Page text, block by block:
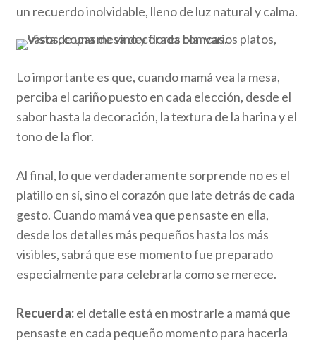
un recuerdo inolvidable, lleno de luz natural y calma.
Lo importante es que, cuando mamá vea la mesa,
perciba el cariño puesto en cada elección, desde el
sabor hasta la decoración, la textura de la harina y el
tono de la flor.
Al final, lo que verdaderamente sorprende no es el
platillo en sí, sino el corazón que late detrás de cada
gesto. Cuando mamá vea que pensaste en ella,
desde los detalles más pequeños hasta los más
visibles, sabrá que ese momento fue preparado
especialmente para celebrarla como se merece.
Recuerda:el detalle está en mostrarle a mamá que
pensaste en cada pequeño momento para hacerla